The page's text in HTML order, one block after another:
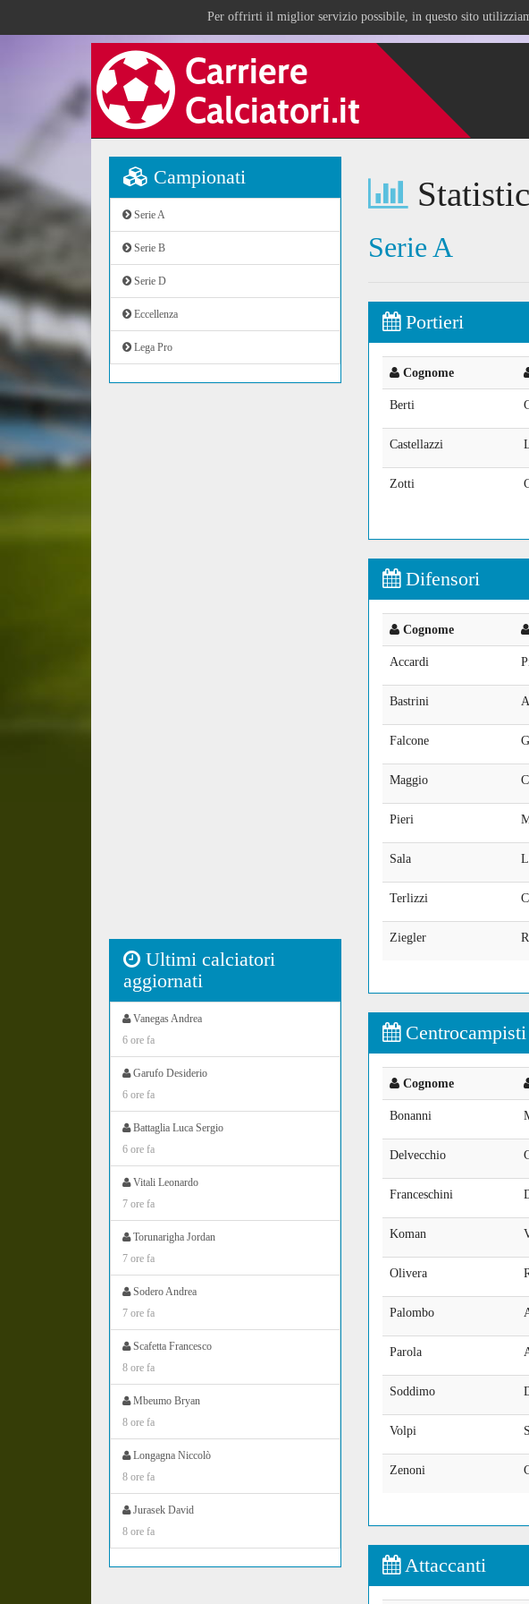
Per offrirti il miglior servizio possibile, in questo sito
Campionati
Serie A
Serie B
Serie D
Eccellenza
Lega Pro
Ultimi calciatori
aggiornati
Vanegas Andrea
6 ore fa
Garufo Desiderio
6 ore fa
Battaglia Luca Sergio
6 ore fa
Vitali Leonardo
7 ore fa
Torunarigha Jordan
7 ore fa
Sodero Andrea
7 ore fa
Scafetta Francesco
8 ore fa
Mbeumo Bryan
8 ore fa
Longagna Niccolò
8 ore fa
Jurasek David
8 ore fa
Serie A
Portieri
Cognome
Berti
Castellazzi
Zotti
Difensori
Cognome
Accardi
Bastrini
Falcone
Maggio
Pieri
Sala
Terlizzi
Ziegler
Centrocampisti
Cognome
Bonanni
Delvecchio
Franceschini
Koman
Olivera
Palombo
Parola
Soddimo
Volpi
Zenoni
Attaccanti